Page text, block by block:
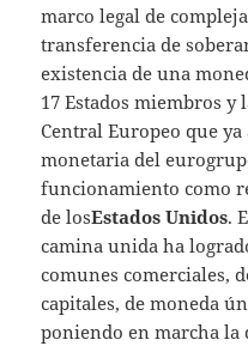
marco legal de
transferencia de
existencia de una
17 Estados miembros y
Central Europeo que
monetaria del
funcionamiento como
de losEstados Unidos.
camina unida ha
comunes comerciales,
capitales, de moneda
poniendo en marcha la